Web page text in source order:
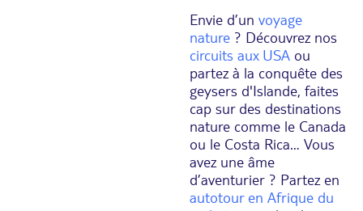
Envie d’un voyage
nature ? Découvrez nos
circuits aux USA ou
partez à la conquête des
geysers d'Islande, faites
cap sur des destinations
nature comme le Canada
ou le Costa Rica… Vous
avez une âme
d’aventurier ? Partez en
autotour en Afrique du